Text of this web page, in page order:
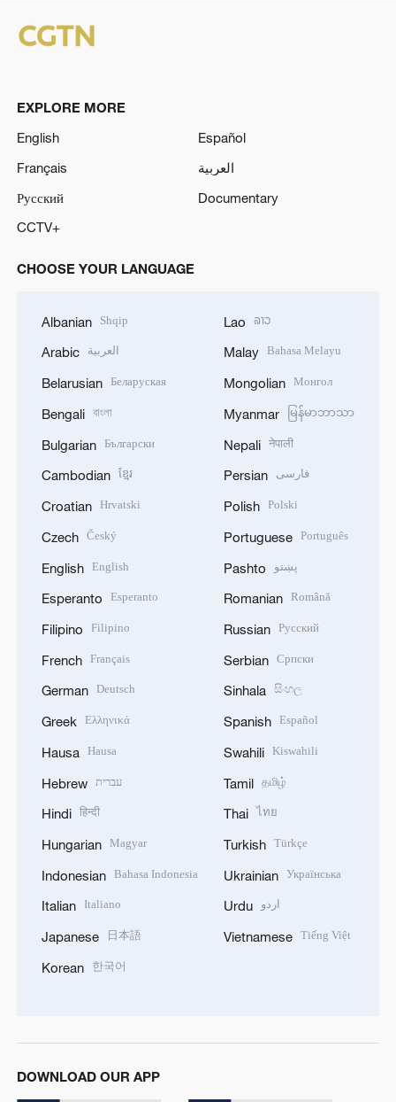
EXPLORE MORE
English
Español
Français
العربية
Русский
Documentary
CCTV+
CHOOSE YOUR LANGUAGE
Albanian Shqip
Arabic العربية
Belarusian Беларуская
Bengali বাংলা
Bulgarian Български
Cambodian ខ្មែរ
Croatian Hrvatski
Czech Český
English English
Esperanto Esperanto
Filipino Filipino
French Français
German Deutsch
Greek Ελληνικά
Hausa Hausa
Hebrew עברית
Hindi हिन्दी
Hungarian Magyar
Indonesian Bahasa Indonesia
Italian Italiano
Japanese 日本語
Korean 한국어
Lao ລາວ
Malay Bahasa Melayu
Mongolian Монгол
Myanmar မြန်မာဘာသာ
Nepali नेपाली
Persian فارسی
Polish Polski
Portuguese Português
Pashto پښتو
Romanian Română
Russian Русский
Serbian Српски
Sinhala සිංහල
Spanish Español
Swahili Kiswahili
Tamil தமிழ்
Thai ไทย
Turkish Türkçe
Ukrainian Українська
Urdu اردو
Vietnamese Tiếng Việt
DOWNLOAD OUR APP